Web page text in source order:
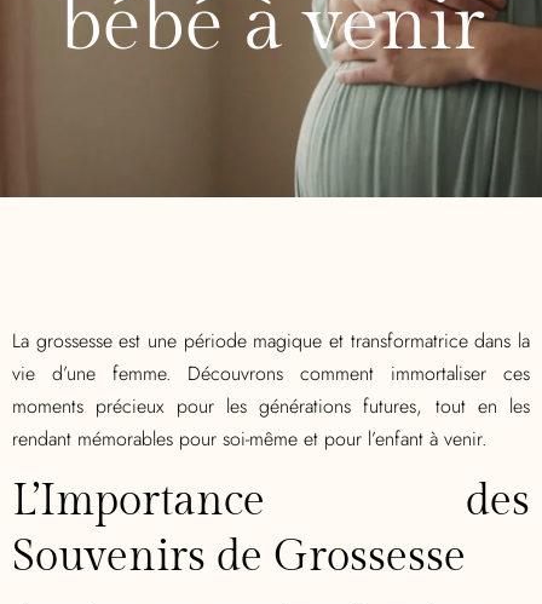
bébé à venir
La grossesse est une période magique et transformatrice dans la
vie d’une femme. Découvrons comment immortaliser ces
moments précieux pour les générations futures, tout en les
rendant mémorables pour soi-même et pour l’enfant à venir.
L’Importance des
Souvenirs de Grossesse